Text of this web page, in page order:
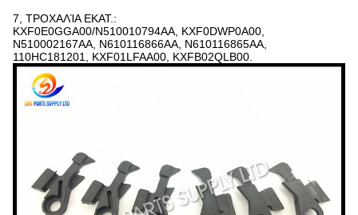
7, ΤΡΟΧΑΛΊΑ ΕΚΑΤ.:
KXF0E0GGA00/N510010794AA, KXF0DWP0A00,
N510002167AA, N610116866AA, N610116865AA,
110HC181201, KXF01LFAA00, KXFB02QLB00.